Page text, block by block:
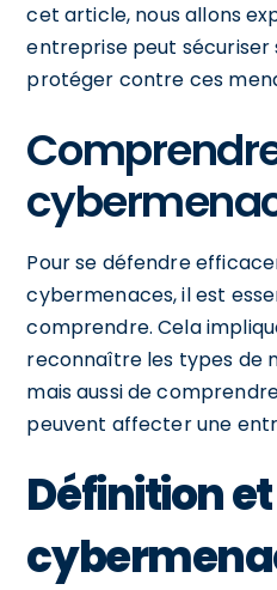
cet article, nous allons
entreprise peut sécuriser
protéger contre ces
Pour se défendre
cybermenaces, il est
comprendre. Cela
reconnaître les types de
mais aussi de
peuvent affecter une
Définition